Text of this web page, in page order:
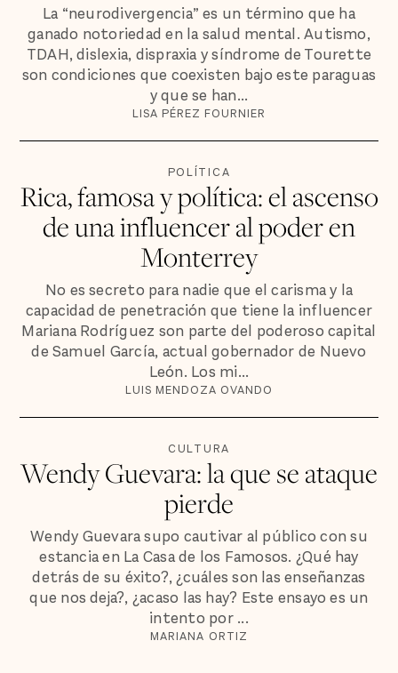
La “neurodivergencia” es un término que ha
ganado notoriedad en la salud mental. Autismo,
TDAH, dislexia, dispraxia y síndrome de Tourette
son condiciones que coexisten bajo este paraguas
y que se han...
LISA PÉREZ FOURNIER
POLÍTICA
Rica, famosa y política: el ascenso
de una influencer al poder en
Monterrey
No es secreto para nadie que el carisma y la
capacidad de penetración que tiene la influencer
Mariana Rodríguez son parte del poderoso capital
de Samuel García, actual gobernador de Nuevo
León. Los mi...
LUIS MENDOZA OVANDO
CULTURA
Wendy Guevara: la que se ataque
pierde
Wendy Guevara supo cautivar al público con su
estancia en La Casa de los Famosos. ¿Qué hay
detrás de su éxito?, ¿cuáles son las enseñanzas
que nos deja?, ¿acaso las hay? Este ensayo es un
intento por ...
MARIANA ORTIZ